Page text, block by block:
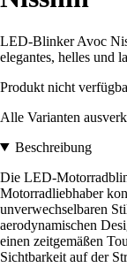
LED-Blinker Avoc
elegantes, helles und
Produkt nicht
Alle Varianten
Beschreibung
Die LED-
Motorradliebhaber
unverwechselbaren
aerodynamischen
einen zeitgemäßen
Sichtbarkeit auf der